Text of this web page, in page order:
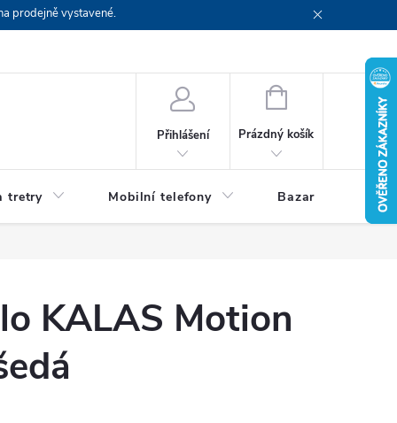
prodejně vystavené.
Přihlášení
NÁKUPNÍ
Prázdný košík
tretry Mobilní telefony Bazar Servis
KALAS Motion